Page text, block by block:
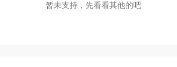
暂未支持，先看看其他的吧